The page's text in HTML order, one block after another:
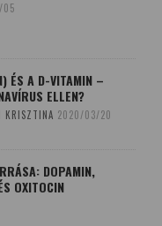
05
ÉS A D-VITAMIN –
ELLEN?
KRISZTINA 2020/03/20
DOPAMIN,
OXITOCIN